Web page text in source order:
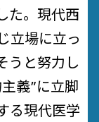
た。現代西
立場に立っ
うと努力し
義”に立脚
る現代医学